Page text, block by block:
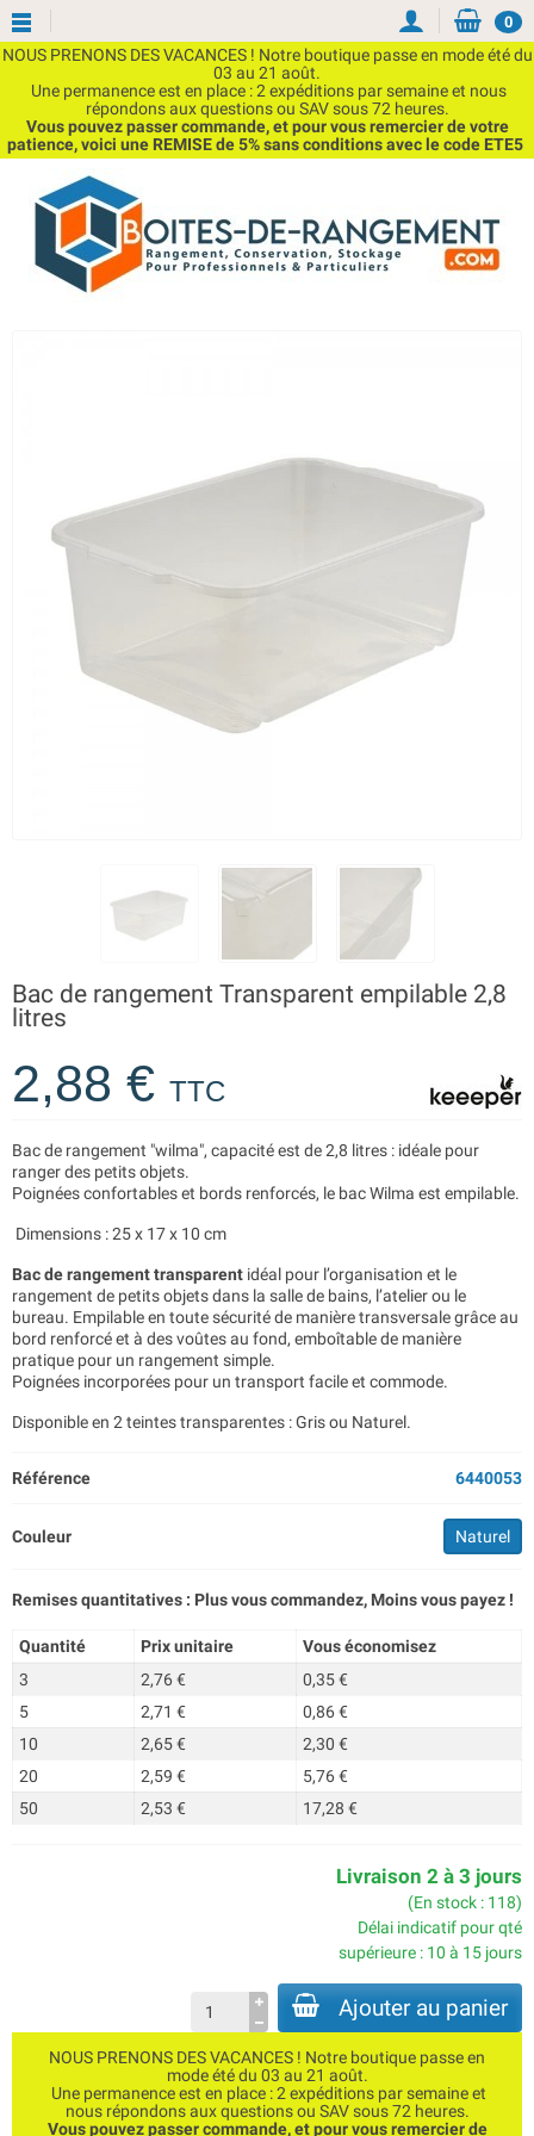
NOUS PRENONS DES VACANCES ! Notre boutique passe en mode été du
03 au 21 août.
Une permanence est en place : 2 expéditions par semaine et nous
répondons aux questions ou SAV sous 72 heures.
Vous pouvez passer commande, et pour vous remercier de votre
patience, voici une REMISE de 5% sans conditions avec le code ETE5
0
Bac de rangement Transparent empilable 2,8
litres
2,88 € TTC
Bac de rangement "wilma", capacité est de 2,8 litres : idéale pour
ranger des petits objets.
Poignées confortables et bords renforcés, le bac Wilma est empilable.
Dimensions : 25 x 17 x 10 cm
Bac de rangement transparent idéal pour l’organisation et le
rangement de petits objets dans la salle de bains, l’atelier ou le
bureau. Empilable en toute sécurité de manière transversale grâce au
bord renforcé et à des voûtes au fond, emboîtable de manière
pratique pour un rangement simple.
Poignées incorporées pour un transport facile et commode.
Disponible en 2 teintes transparentes : Gris ou Naturel.
Référence 6440053
Couleur Naturel
Remises quantitatives : Plus vous commandez, Moins vous payez !
Quantité Prix unitaire
Vous économisez
3
2,76 €
0,35 €
5
2,71 €
0,86 €
10
2,65 €
2,30 €
20
2,59 €
5,76 €
50
2,53 € 17,28 €
Livraison 2 à 3 jours
(En stock : 118)
Délai indicatif pour qté
supérieure : 10 à 15 jours
Ajouter au panier
NOUS PRENONS DES VACANCES ! Notre boutique passe en
mode été du 03 au 21 août.
Une permanence est en place : 2 expéditions par semaine et
nous répondons aux questions ou SAV sous 72 heures.
Vous pouvez passer commande, et pour vous remercier de